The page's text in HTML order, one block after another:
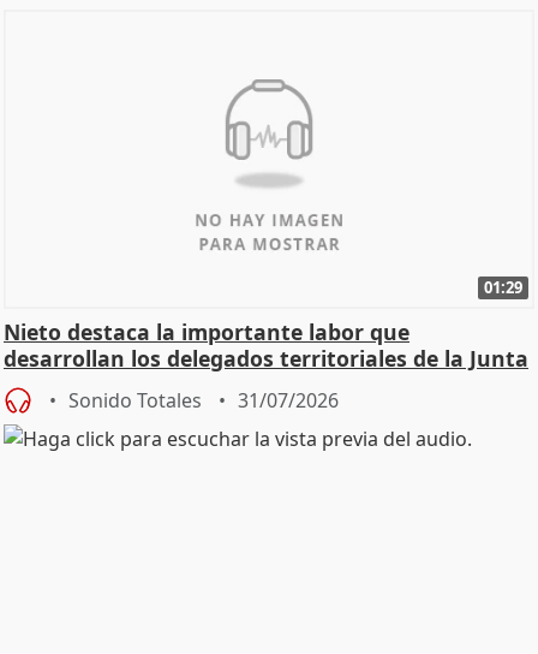
01:29
Nieto destaca la importante labor que
desarrollan los delegados territoriales de la Junta
Sonido Totales 31/07/2026